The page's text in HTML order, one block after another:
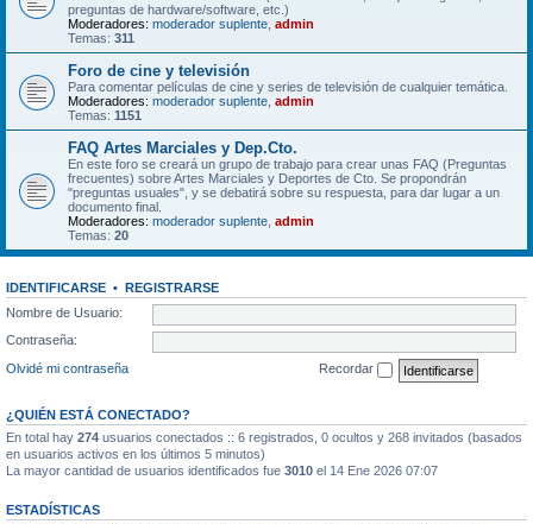
preguntas de hardware/software, etc.)
Moderadores: moderador suplente admin
Temas: 311
Foro de cine y televisión
Para comentar películas de cine y series de televisión de cualquier temática.
Moderadores: moderador suplente admin
Temas: 1151
FAQ Artes Marciales y Dep.Cto.
En este foro se creará un grupo de trabajo para crear unas FAQ (Preguntas
frecuentes) sobre Artes Marciales y Deportes de Cto. Se propondrán
"preguntas usuales", y se debatirá sobre su respuesta, para dar lugar a un
documento final.
Moderadores: moderador suplente admin
Temas: 20
IDENTIFICARSE • REGISTRARSE
Nombre de Usuario:
Contraseña:
Olvidé mi contraseña
Recordar
¿QUIÉN ESTÁ CONECTADO?
En total hay 274 usuarios conectados :: 6 registrados, 0 ocultos y 268 invitados (basados
en usuarios activos en los últimos 5 minutos)
La mayor cantidad de usuarios identificados fue 3010 el 14 Ene 2026 07:07
ESTADÍSTICAS